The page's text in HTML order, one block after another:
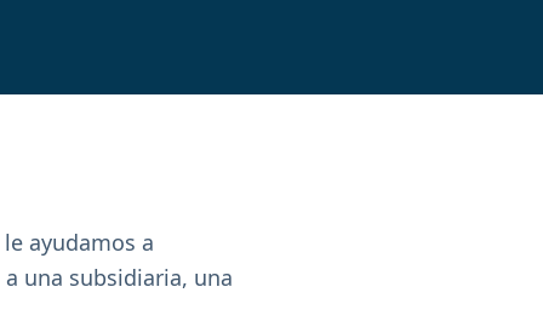
ayudamos a
una subsidiaria, una